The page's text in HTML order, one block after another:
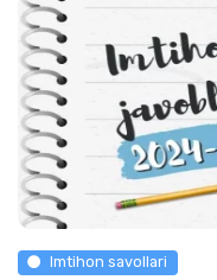
Imtihon savollari